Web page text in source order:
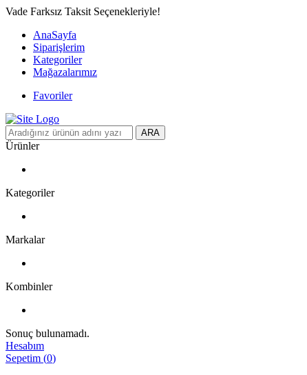
Vade Farksız Taksit Seçenekleriyle!
AnaSayfa
Siparişlerim
Kategoriler
Mağazalarımız
Favoriler
ARA
Ürünler
Kategoriler
Markalar
Kombinler
Sonuç bulunamadı.
Hesabım
Sepetim (0)